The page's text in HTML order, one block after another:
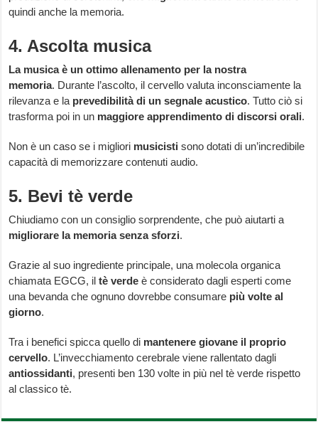
quindi anche la memoria.
4. Ascolta musica
La musica è un ottimo allenamento per la nostra
memoria. Durante l’ascolto, il cervello valuta inconsciamente la
rilevanza e la prevedibilità di un segnale acustico. Tutto ciò si
trasforma poi in un maggiore apprendimento di discorsi orali.
Non è un caso se i migliori musicisti sono dotati di un’incredibile
capacità di memorizzare contenuti audio.
5. Bevi tè verde
Chiudiamo con un consiglio sorprendente, che può aiutarti a
migliorare la memoria senza sforzi.
Grazie al suo ingrediente principale, una molecola organica
chiamata EGCG, iltè verde è considerato dagli esperti come
una bevanda che ognuno dovrebbe consumare più volte al
giorno.
Tra i benefici spicca quello di mantenere giovane il proprio
cervello. L’invecchiamento cerebrale viene rallentato dagli
antiossidanti, presenti ben 130 volte in più nel tè verde rispetto
al classico tè.